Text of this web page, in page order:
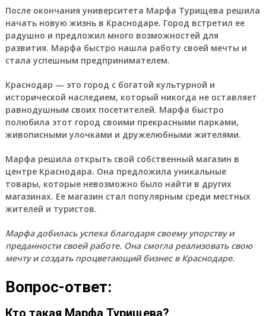
После окончания университета Марфа Турищева решила
начать новую жизнь в Краснодаре. Город встретил ее
радушно и предложил много возможностей для
развития. Марфа быстро нашла работу своей мечты и
стала успешным предпринимателем.
Краснодар — это город с богатой культурной и
исторической наследием, который никогда не оставляет
равнодушным своих посетителей. Марфа быстро
полюбила этот город своими прекрасными парками,
живописными улочками и дружелюбными жителями.
Марфа решила открыть свой собственный магазин в
центре Краснодара. Она предложила уникальные
товары, которые невозможно было найти в других
магазинах. Ее магазин стал популярным среди местных
жителей и туристов.
Марфа добилась успеха благодаря своему упорству и
преданности своей работе. Она смогла реализовать свою
мечту и создать процветающий бизнес в Краснодаре.
Вопрос-ответ:
Кто такая Марфа Турищева?